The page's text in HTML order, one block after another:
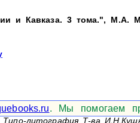
и Кавказа. 3 тома.", М.А.
. Мы помогаем
литография Т-ва